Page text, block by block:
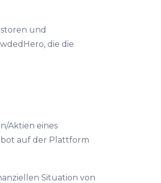
und
die die
Aktien eines
auf der Plattform
Situation von